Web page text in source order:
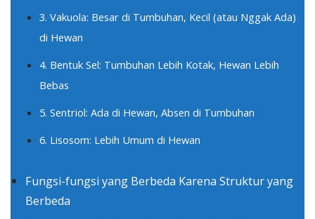
3. Vakuola: Besar di Tumbuhan, Kecil (atau Nggak Ada)
di Hewan
4. Bentuk Sel: Tumbuhan Lebih Kotak, Hewan Lebih
Bebas
5. Sentriol: Ada di Hewan, Absen di Tumbuhan
6. Lisosom: Lebih Umum di Hewan
Fungsi-fungsi yang Berbeda Karena Struktur yang
Berbeda